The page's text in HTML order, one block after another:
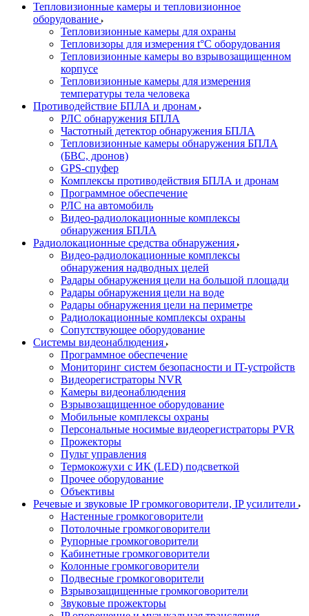
Тепловизионные камеры и тепловизионное
оборудование
Тепловизионные камеры для охраны
Тепловизоры для измерения t°С оборудования
Тепловизионные камеры во взрывозащищенном
корпусе
Тепловизионные камеры для измерения
температуры тела человека
Противодействие БПЛА и дронам
РЛС обнаружения БПЛА
Частотный детектор обнаружения БПЛА
Тепловизионные камеры обнаружения БПЛА
(БВС, дронов)
GPS-спуфер
Комплексы противодействия БПЛА и дронам
Программное обеспечение
РЛС на автомобиль
Видео-радиолокационные комплексы
обнаружения БПЛА
Радиолокационные средства обнаружения
Видео-радиолокационные комплексы
обнаружения надводных целей
Радары обнаружения цели на большой площади
Радары обнаружения цели на воде
Радары обнаружения цели на периметре
Радиолокационные комплексы охраны
Сопутствующее оборудование
Системы видеонаблюдения
Программное обеспечение
Мониторинг систем безопасности и IT-устройств
Видеорегистраторы NVR
Камеры видеонаблюдения
Взрывозащищенное оборудование
Мобильные комплексы охраны
Персональные носимые видеорегистраторы PVR
Прожекторы
Пульт управления
Термокожухи с ИК (LED) подсветкой
Прочее оборудование
Объективы
Речевые и звуковые IP громкоговорители, IP усилители
Настенные громкоговорители
Потолочные громкоговорители
Рупорные громкоговорители
Кабинетные громкоговорители
Колонные громкоговорители
Подвесные громкоговорители
Взрывозащищенные громкоговорители
Звуковые прожекторы